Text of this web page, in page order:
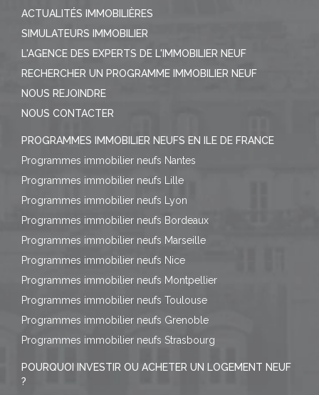
ACTUALITÉS IMMOBILIÈRES
SIMULATEURS IMMOBILIER
L'AGENCE DES EXPERTS DE L'IMMOBILIER NEUF
RECHERCHER UN PROGRAMME IMMOBILIER NEUF
NOUS REJOINDRE
NOUS CONTACTER
PROGRAMMES IMMOBILIER NEUFS EN ILE DE FRANCE
Programmes immobilier neufs Nantes
Programmes immobilier neufs Lille
Programmes immobilier neufs Lyon
Programmes immobilier neufs Bordeaux
Programmes immobilier neufs Marseille
Programmes immobilier neufs Nice
Programmes immobilier neufs Montpellier
Programmes immobilier neufs Toulouse
Programmes immobilier neufs Grenoble
Programmes immobilier neufs Strasbourg
POURQUOI INVESTIR OU ACHETER UN LOGEMENT NEUF
?